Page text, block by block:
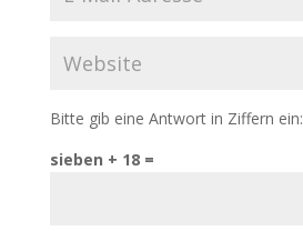
Bitte gib eine Antwort in Ziffern ein:
sieben + 18 =